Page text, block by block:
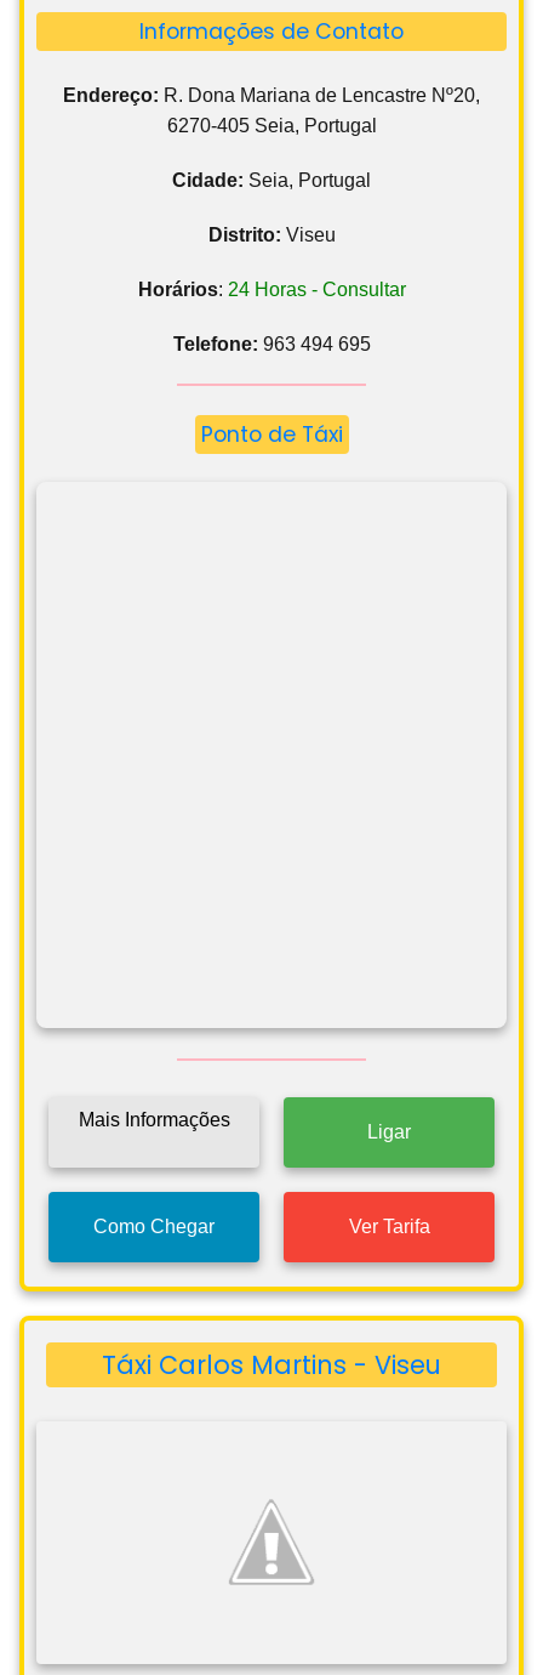
Informações de Contato
Endereço: R. Dona Mariana de Lencastre Nº20,
6270-405 Seia, Portugal
Cidade: Seia, Portugal
Distrito: Viseu
Horários: 24 Horas - Consultar
Telefone: 963 494 695
Ponto de Táxi
Mais Informações
Ligar
Como Chegar Ver Tarifa
Táxi Carlos Martins - Viseu